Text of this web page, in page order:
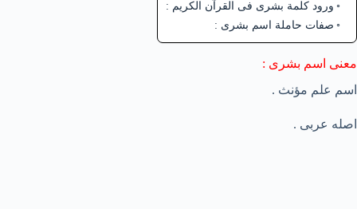
ورود كلمة بشرى فى القرآن الكريم :
صفات حاملة اسم بشرى :
معنى اسم بشرى :
اسم علم مؤنث .
اصله عربى .